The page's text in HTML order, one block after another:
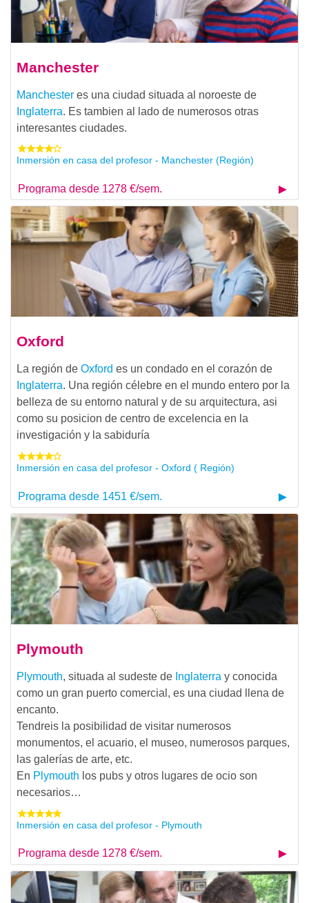
Manchester
Manchester es una ciudad situada al noroeste de
Inglaterra. Es tambien al lado de numerosos otras
interesantes ciudades.
Inmersión en casa del profesor - Manchester (Región)
Programa desde 1278 €/sem.
Oxford
La región de Oxford es un condado en el corazón de
Inglaterra. Una región célebre en el mundo entero por la
belleza de su entorno natural y de su arquitectura, asi
como su posicion de centro de excelencia en la
investigación y la sabiduría
Inmersión en casa del profesor - Oxford ( Región)
Programa desde 1451 €/sem.
Plymouth
Plymouth, situada al sudeste de Inglaterra y conocida
como un gran puerto comercial, es una ciudad llena de
encanto.
Tendreis la posibilidad de visitar numerosos
monumentos, el acuario, el museo, numerosos parques,
las galerías de arte, etc.
En Plymouth los pubs y otros lugares de ocio son
necesarios…
Inmersión en casa del profesor - Plymouth
Programa desde 1278 €/sem.